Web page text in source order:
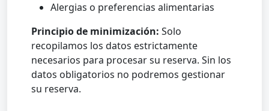
Alergias o preferencias alimentarias
Principio de minimización: Solo
recopilamos los datos estrictamente
necesarios para procesar su reserva. Sin los
datos obligatorios no podremos gestionar
su reserva.